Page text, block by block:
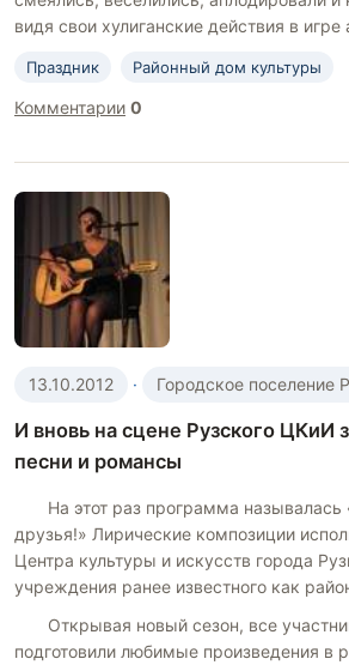
видя свои хулиганские действия в игре
Праздник Районный дом культуры
Комментарии 0
13.10.2012 · Городское поселение
И вновь на сцене Рузского ЦКиИ
песни и романсы
На этот раз программа
друзья!» Лирические композиции
Центра культуры и искусств города
учреждения ранее известного как
Открывая новый сезон, все
подготовили любимые произведения в